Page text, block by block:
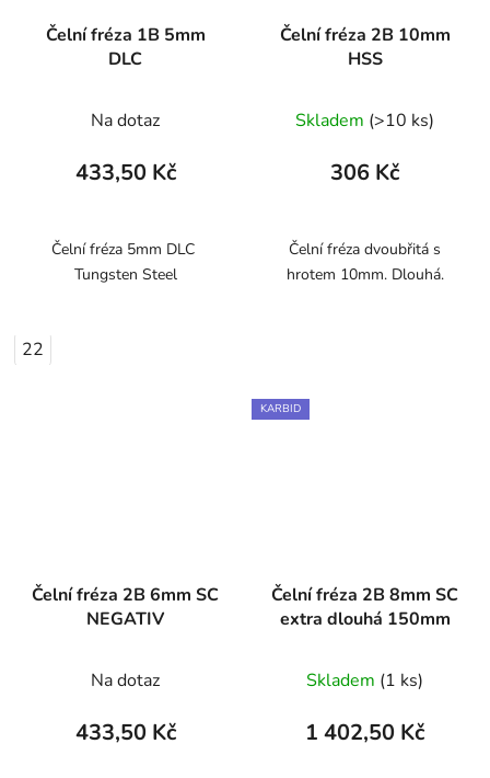
Čelní fréza 1B 5mm
DLC
Na dotaz
433,50 Kč
Čelní fréza 5mm DLC
Tungsten Steel
22
Čelní fréza 2B 10mm
HSS
Skladem (>10 ks)
306 Kč
Čelní fréza dvoubřitá s
hrotem 10mm. Dlouhá.
Čelní fréza 2B 6mm SC
NEGATIV
Na dotaz
433,50 Kč
KARBID
Čelní fréza 2B 8mm SC
extra dlouhá 150mm
Skladem (1 ks)
1 402,50 Kč